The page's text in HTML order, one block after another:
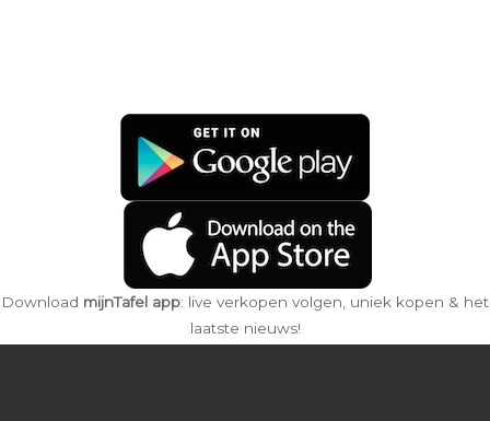
Download mijnTafel app: live verkopen volgen, uniek kopen & het
laatste nieuws!